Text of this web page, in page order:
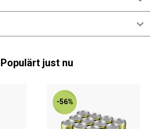
Populärt just nu
-56%